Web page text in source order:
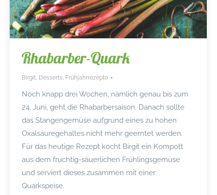
Rhabarber-Quark
Birgit Desserts Frühjahrrezepte
Noch knapp drei Wochen, nämlich genau bis zum
24. Juni, geht die Rhabarbersaison. Danach sollte
das Stangengemüse aufgrund eines zu hohen
Oxalsäuregehaltes nicht mehr geerntet werden.
Für das heutige Rezept kocht Birgit ein Kompott
aus dem fruchtig-säuerlichen Frühlingsgemüse
und serviert dieses zusammen mit einer
Quarkspeise.